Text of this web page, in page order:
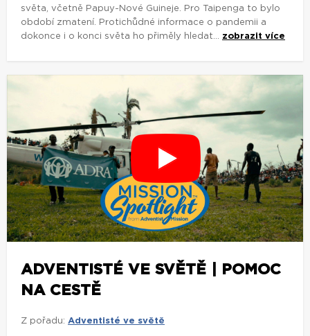
světa, včetně Papuy-Nové Guineje. Pro Taipenga to bylo
období zmatení. Protichůdné informace o pandemii a
dokonce i o konci světa ho přiměly hledat... zobrazit více
ADVENTISTÉ VE SVĚTĚ | POMOC
NA CESTĚ
Z pořadu: Adventisté ve světě